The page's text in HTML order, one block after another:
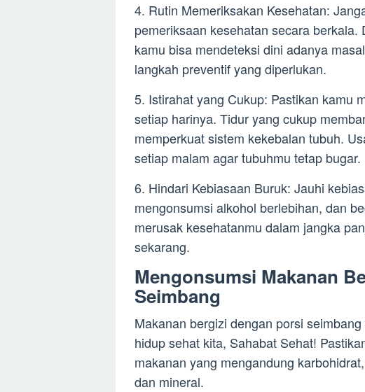
4. Rutin Memeriksakan Kesehatan:
pemeriksaan kesehatan secara
kamu bisa mendeteksi dini adanya
langkah preventif yang diperlukan.
5. Istirahat yang Cukup: Pastikan kamu
setiap harinya. Tidur yang cukup
memperkuat sistem kekebalan tubuh.
setiap malam agar tubuhmu tetap bugar.
6. Hindari Kebiasaan Buruk: Jauhi
mengonsumsi alkohol berlebihan, dan
merusak kesehatanmu dalam jangka
sekarang.
Mengonsumsi Makanan
Seimbang
Makanan bergizi dengan porsi
hidup sehat kita, Sahabat Sehat!
makanan yang mengandung
dan mineral.